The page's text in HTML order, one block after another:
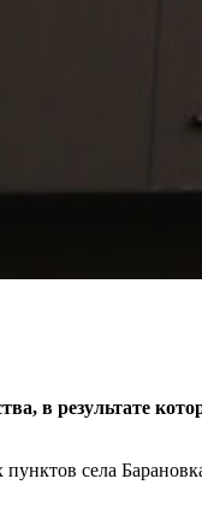
в результате
села